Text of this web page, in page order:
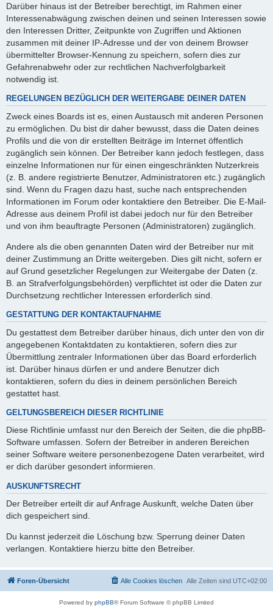
Darüber hinaus ist der Betreiber berechtigt, im Rahmen einer
Interessenabwägung zwischen deinen und seinen Interessen sowie
den Interessen Dritter, Zeitpunkte von Zugriffen und Aktionen
zusammen mit deiner IP-Adresse und der von deinem Browser
übermittelter Browser-Kennung zu speichern, sofern dies zur
Gefahrenabwehr oder zur rechtlichen Nachverfolgbarkeit
notwendig ist.
REGELUNGEN BEZÜGLICH DER WEITERGABE DEINER DATEN
Zweck eines Boards ist es, einen Austausch mit anderen Personen
zu ermöglichen. Du bist dir daher bewusst, dass die Daten deines
Profils und die von dir erstellten Beiträge im Internet öffentlich
zugänglich sein können. Der Betreiber kann jedoch festlegen, dass
einzelne Informationen nur für einen eingeschränkten Nutzerkreis
(z. B. andere registrierte Benutzer, Administratoren etc.) zugänglich
sind. Wenn du Fragen dazu hast, suche nach entsprechenden
Informationen im Forum oder kontaktiere den Betreiber. Die E-Mail-
Adresse aus deinem Profil ist dabei jedoch nur für den Betreiber
und von ihm beauftragte Personen (Administratoren) zugänglich.
Andere als die oben genannten Daten wird der Betreiber nur mit
deiner Zustimmung an Dritte weitergeben. Dies gilt nicht, sofern er
auf Grund gesetzlicher Regelungen zur Weitergabe der Daten (z.
B. an Strafverfolgungsbehörden) verpflichtet ist oder die Daten zur
Durchsetzung rechtlicher Interessen erforderlich sind.
GESTATTUNG DER KONTAKTAUFNAHME
Du gestattest dem Betreiber darüber hinaus, dich unter den von dir
angegebenen Kontaktdaten zu kontaktieren, sofern dies zur
Übermittlung zentraler Informationen über das Board erforderlich
ist. Darüber hinaus dürfen er und andere Benutzer dich
kontaktieren, sofern du dies in deinem persönlichen Bereich
gestattet hast.
GELTUNGSBEREICH DIESER RICHTLINIE
Diese Richtlinie umfasst nur den Bereich der Seiten, die die phpBB-
Software umfassen. Sofern der Betreiber in anderen Bereichen
seiner Software weitere personenbezogene Daten verarbeitet, wird
er dich darüber gesondert informieren.
AUSKUNFTSRECHT
Der Betreiber erteilt dir auf Anfrage Auskunft, welche Daten über
dich gespeichert sind.
Du kannst jederzeit die Löschung bzw. Sperrung deiner Daten
verlangen. Kontaktiere hierzu bitte den Betreiber.
Foren-Übersicht Alle Zeiten sind UTC+02:00
Alle Cookies löschen
Powered by phpBB® Forum Software © phpBB Limited